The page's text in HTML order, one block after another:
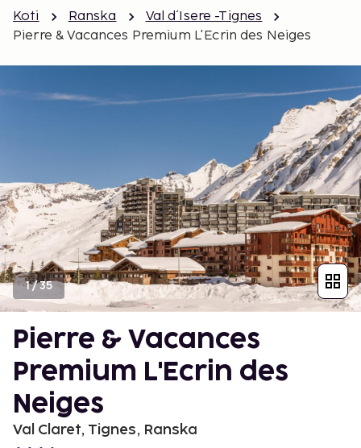
Koti Ranska
Val d´Isere -Tignes
Pierre & Vacances Premium L'Ecrin des Neiges
1/35
Pierre & Vacances
Premium L'Ecrin des
Neiges
Val Claret, Tignes, Ranska